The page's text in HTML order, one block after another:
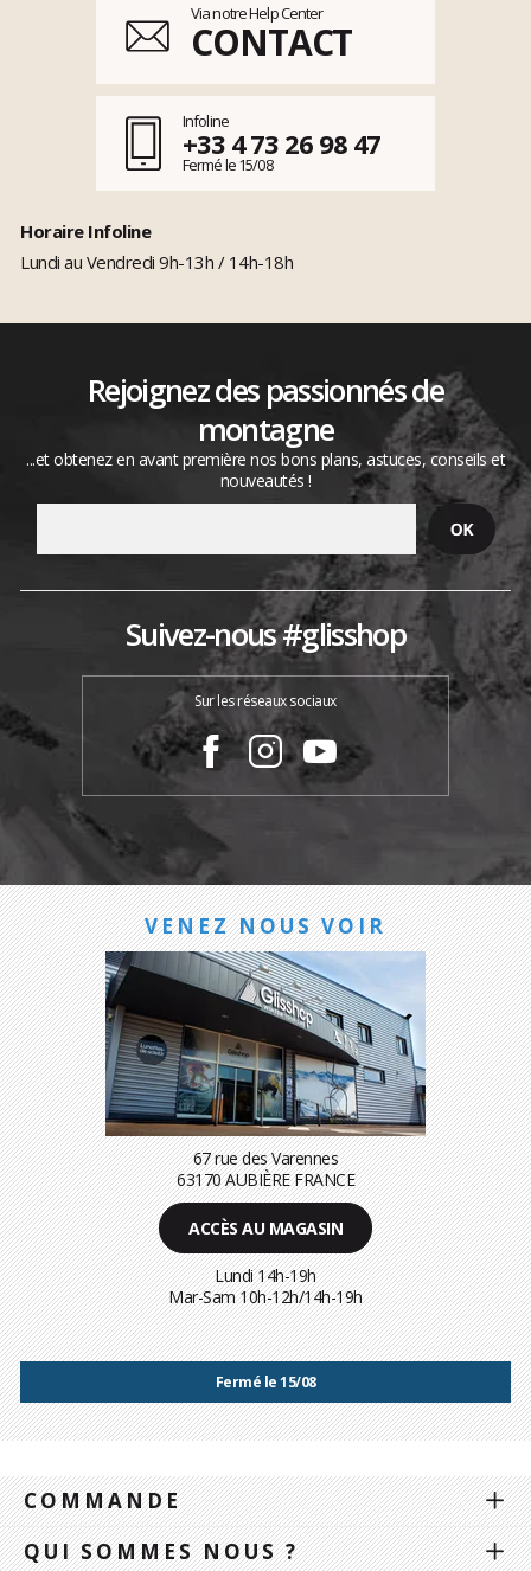
Via notre Help Center
CONTACT
Infoline
+33 4 73 26 98 47
Fermé le 15/08
Horaire Infoline
Lundi au Vendredi 9h-13h / 14h-18h
Rejoignez des passionnés de
montagne
...et obtenez en avant première nos bons plans, astuces, conseils et
nouveautés !
Suivez-nous #glisshop
Sur les réseaux sociaux
VENEZ NOUS VOIR
67 rue des Varennes
63170 AUBIÈRE FRANCE
ACCÈS AU MAGASIN
Lundi 14h-19h
Mar-Sam 10h-12h/14h-19h
Fermé le 15/08
COMMANDE
QUI SOMMES NOUS ?